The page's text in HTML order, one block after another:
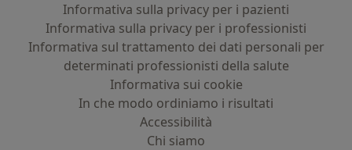
Informativa sulla privacy per i pazienti
Informativa sulla privacy per i professionisti
Informativa sul trattamento dei dati personali per
determinati professionisti della salute
Informativa sui cookie
In che modo ordiniamo i risultati
Accessibilità
Chi siamo